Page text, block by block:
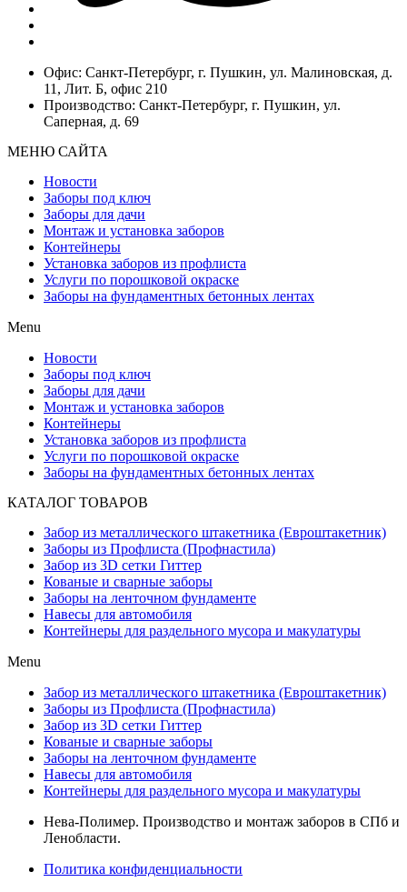
Офис: Санкт-Петербург, г. Пушкин, ул. Малиновская, д.
11, Лит. Б, офис 210
Производство: Санкт-Петербург, г. Пушкин, ул.
Саперная, д. 69
МЕНЮ САЙТА
Новости
Заборы под ключ
Заборы для дачи
Монтаж и установка заборов
Контейнеры
Установка заборов из профлиста
Услуги по порошковой окраске
Заборы на фундаментных бетонных лентах
Menu
Новости
Заборы под ключ
Заборы для дачи
Монтаж и установка заборов
Контейнеры
Установка заборов из профлиста
Услуги по порошковой окраске
Заборы на фундаментных бетонных лентах
КАТАЛОГ ТОВАРОВ
Забор из металлического штакетника (Евроштакетник)
Заборы из Профлиста (Профнастила)
Забор из 3D сетки Гиттер
Кованые и сварные заборы
Заборы на ленточном фундаменте
Навесы для автомобиля
Контейнеры для раздельного мусора и макулатуры
Menu
Забор из металлического штакетника (Евроштакетник)
Заборы из Профлиста (Профнастила)
Забор из 3D сетки Гиттер
Кованые и сварные заборы
Заборы на ленточном фундаменте
Навесы для автомобиля
Контейнеры для раздельного мусора и макулатуры
Нева-Полимер. Производство и монтаж заборов в СПб и
Ленобласти.
Политика конфиденциальности